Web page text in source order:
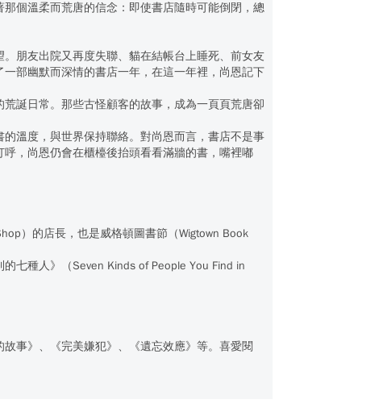
個溫柔而荒唐的信念：即使書店隨時可能倒閉，總
朋友出院又再度失聯、貓在結帳台上睡死、前女友
部幽默而深情的書店一年，在這一年裡，尚恩記下
誕日常。那些古怪顧客的故事，成為一頁頁荒唐卻
溫度，與世界保持聯絡。對尚恩而言，書店不是事
，尚恩仍會在櫃檯後抬頭看看滿牆的書，嘴裡嘟
）的店長，也是威格頓圖書節（Wigtown Book
七種人》（Seven Kinds of People You Find in
事》、《完美嫌犯》、《遺忘效應》等。喜愛閱